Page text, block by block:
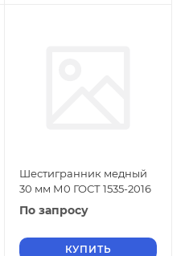
Шестигранник медный
30 мм М0 ГОСТ 1535-2016
По запросу
КУПИТЬ